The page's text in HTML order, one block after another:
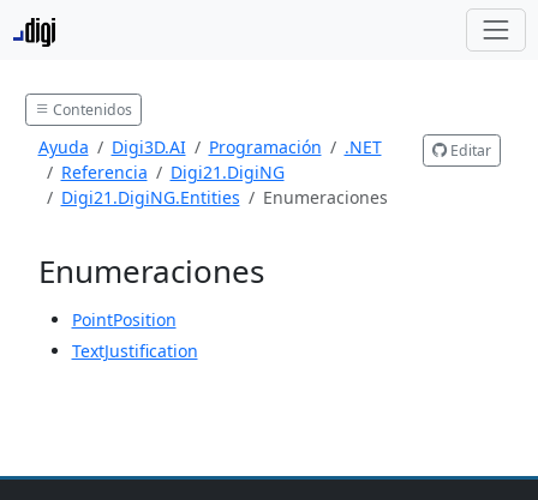
Contenidos
Ayuda Digi3D.AI Programación
.NET
Referencia
Digi21.DigiNG
Digi21.DigiNG.Entities
Enumeraciones
Editar
Enumeraciones
PointPosition
TextJustification